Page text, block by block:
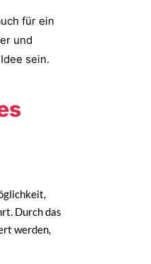
für ein
und
sein.
Durch das
werden,